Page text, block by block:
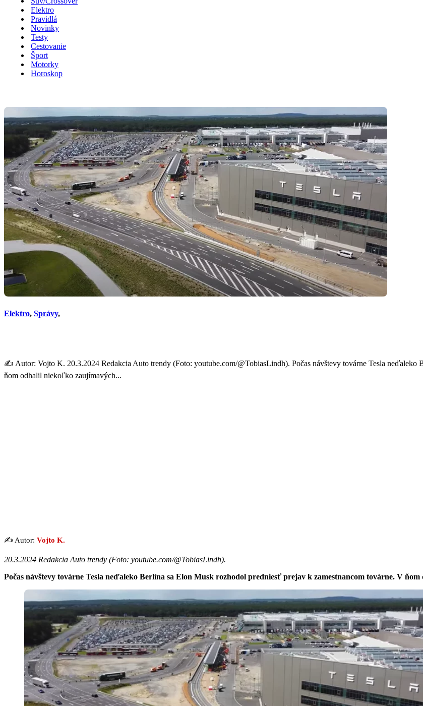
Elektro
Pravidlá
Novinky
Testy
Cestovanie
Šport
Motorky
Horoskop
Elektro, Správy,
✍️ Autor: Vojto K. 20.3.2024 Redakcia Auto trendy (Foto: youtube.com/@TobiasLindh). Počas návštevy továrne Tesla neďaleko
ňom odhalil niekoľko zaujímavých...
✍️ Autor: Vojto K.
20.3.2024 Redakcia Auto trendy (Foto: youtube.com/@TobiasLindh).
Počas návštevy továrne Tesla neďaleko Berlína sa Elon Musk rozhodol predniesť prejav k zamestnancom továrne. V